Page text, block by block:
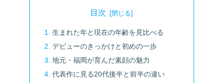
目次
生まれた年と現在の年齢を見比べる
デビューのきっかけと初めの一歩
地元・福岡が育んだ素顔の魅力
代表作に見る20代後半と前半の違い